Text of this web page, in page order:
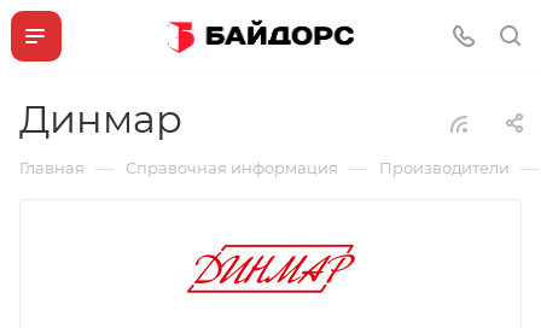
Динмар
Главная — Справочная информация — Производители —